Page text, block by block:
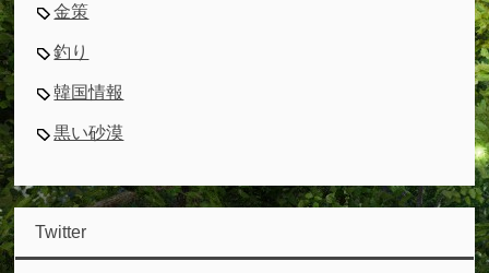
金策
釣り
韓国情報
黒い砂漠
Twitter